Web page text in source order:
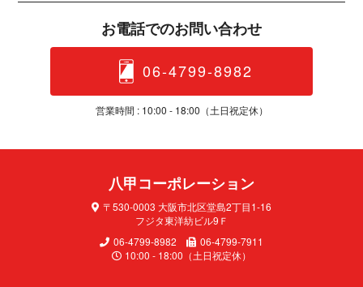
お電話でのお問 い 合 わ せ
06-4799-8982
営業時間 : 10:00 - 18:00（土日 祝 定 休 ）
八甲コーポレ ー シ ョ ン
〒530-0003 大阪市北区堂島2丁目1-16
フジタ東洋紡ビル9Ｆ
06-4799-8982
06-4799-7911
10:00 - 18:00（土日祝定休）